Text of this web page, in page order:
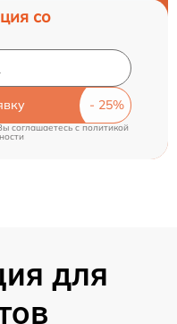
со
соглашаетесь cполитикой
для